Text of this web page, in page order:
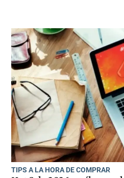
TIPS A LA HORA DE COMPRAR